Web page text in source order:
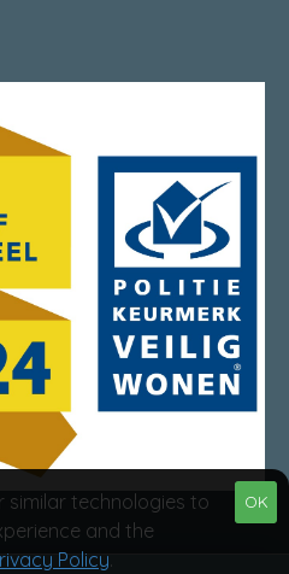
OK
similar technologies to
and the
Policy.